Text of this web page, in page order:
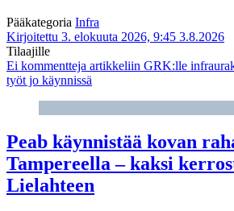
Pääkategoria Infra
Kirjoitettu 3. elokuuta 2026, 9:45 3.8.2026
Tilaajille
Ei kommentteja artikkeliin GRK:lle
työt jo käynnissä
Peab käynnistää kovan
Tampereella – kaksi
Lielahteen